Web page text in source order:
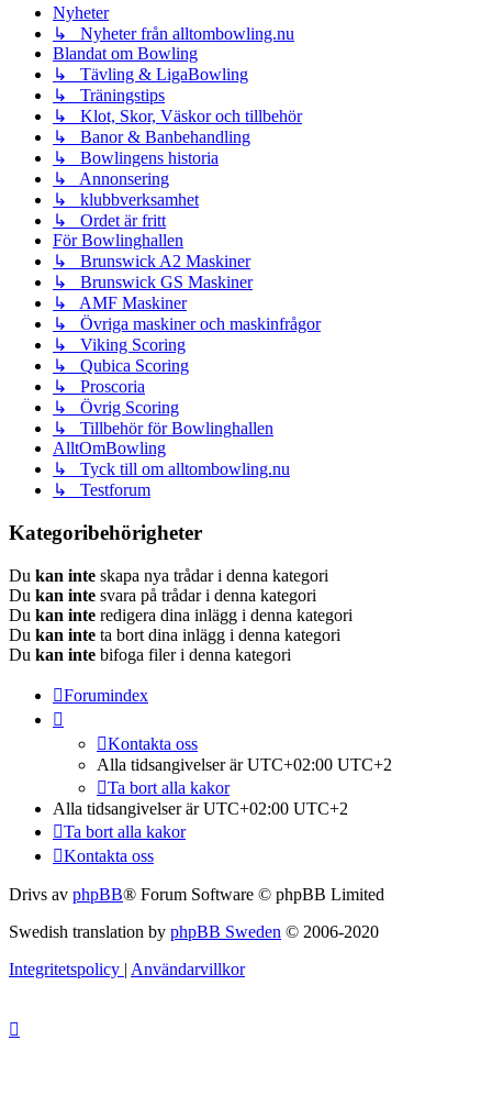
Nyheter
↳ Nyheter från alltombowling.nu
Blandat om Bowling
↳ Tävling & LigaBowling
↳ Träningstips
↳ Klot, Skor, Väskor och tillbehör
↳ Banor & Banbehandling
↳ Bowlingens historia
↳ Annonsering
↳ klubbverksamhet
↳ Ordet är fritt
För Bowlinghallen
↳ Brunswick A2 Maskiner
↳ Brunswick GS Maskiner
↳ AMF Maskiner
↳ Övriga maskiner och maskinfrågor
↳ Viking Scoring
↳ Qubica Scoring
↳ Proscoria
↳ Övrig Scoring
↳ Tillbehör för Bowlinghallen
AlltOmBowling
↳ Tyck till om alltombowling.nu
↳ Testforum
Kategoribehörigheter
Du kan inte skapa nya trådar i denna kategori
Du kan inte svara på trådar i denna kategori
Du kan inte redigera dina inlägg i denna kategori
Du kan inte ta bort dina inlägg i denna kategori
Du kan inte bifoga filer i denna kategori
Forumindex
Kontakta oss
Alla tidsangivelser är UTC+02:00 UTC+2
Ta bort alla kakor
Alla tidsangivelser är UTC+02:00 UTC+2
Ta bort alla kakor
Kontakta oss
Drivs av phpBB® Forum Software © phpBB Limited
Swedish translation by phpBB Sweden © 2006-2020
Integritetspolicy | Användarvillkor